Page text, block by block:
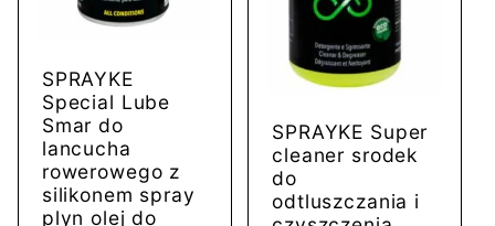
SPRAYKE
Special Lube
Smar do
lancucha
rowerowego z
silikonem spray
plyn olej do
SPRAYKE Super
cleaner srodek
do
odtluszczania i